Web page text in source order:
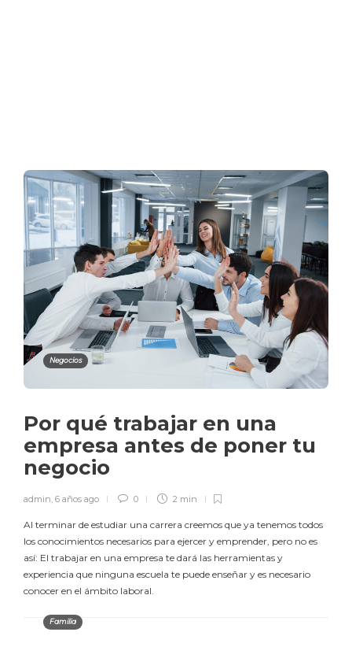
Negocios
Por qué trabajar en una
empresa antes de poner tu
negocio
admin, 6 años ago 0 2 min
Al terminar de estudiar una carrera creemos que ya tenemos todos
los conocimientos necesarios para ejercer y emprender, pero no es
así: El trabajar en una empresa te dará las herramientas y
experiencia que ninguna escuela te puede enseñar y es necesario
conocer en el ámbito laboral.
Familia